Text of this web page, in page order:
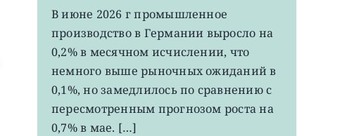
EWG:
рост
промпроизводства
Германии
до
0,2%
В июне 2026 г промышленное
производство в Германии выросло на
0,2% в месячном исчислении, что
немного выше рыночных ожиданий в
0,1%, но замедлилось по сравнению с
пересмотренным прогнозом роста на
0,7% в мае. […]